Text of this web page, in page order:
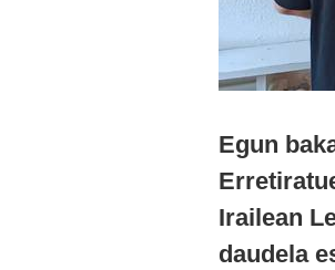
Egun
Irailean
daudela